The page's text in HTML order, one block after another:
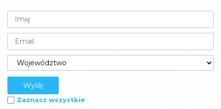
Zaznacz wszystkie